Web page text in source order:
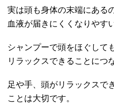
実は頭も身体の末端にある
血液が届きにくくなりやす
シャンプーで頭をほぐして
リラックスできることにつ
足や手、頭がリラックスで
ことは大切です。